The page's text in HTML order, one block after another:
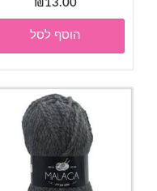
₪13.00
הוסף לסל